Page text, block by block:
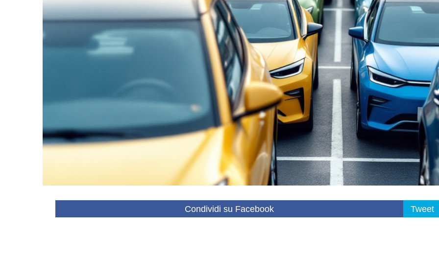
Condividi su Facebook Tweet